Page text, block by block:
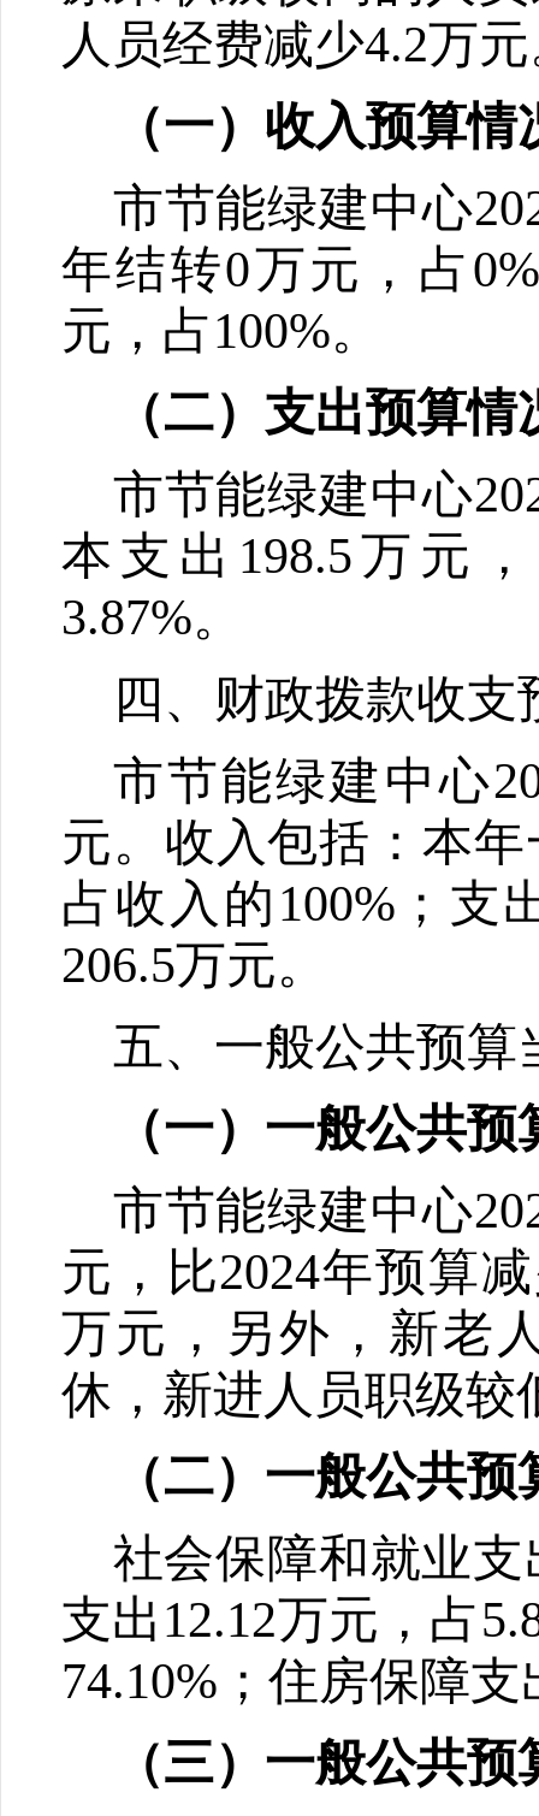
人员经费减少4.2万元
（一）收入预算情
市节能绿建中心
年结转0万元，占0
元，占100%。
（二）支出预算情
市节能绿建中心
本支出 198.5万元
3.87%。
四、财政拨款收支
市节能绿建中心
元。收入包括：本
占收入的100% ；支
206.5万元。
五、一般公共预算
（一）一般公共
市节能绿建中心
元，比2024年预算
万元，另外，新老
休，新进人员职级较
（二）一般公共
社会保障和就业支
支出12.12万元，占
74.10% ； 住房保障支
（三）一般公共